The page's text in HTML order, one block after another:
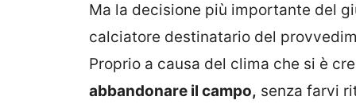
Ma la decisione più importante del
calciatore destinatario del
Proprio a causa del clima che si è
abbandonare il campo, senza farvi